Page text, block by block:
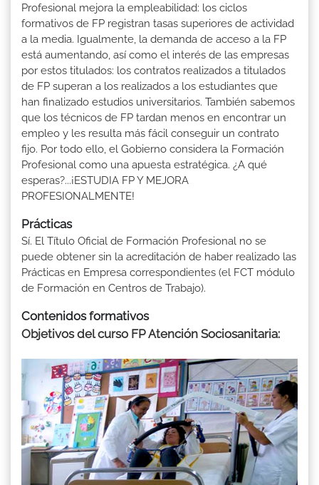
Profesional mejora la empleabilidad: los ciclos
formativos de FP registran tasas superiores de actividad
a la media. Igualmente, la demanda de acceso a la FP
está aumentando, así como el interés de las empresas
por estos titulados: los contratos realizados a titulados
de FP superan a los realizados a los estudiantes que
han finalizado estudios universitarios. También sabemos
que los técnicos de FP tardan menos en encontrar un
empleo y les resulta más fácil conseguir un contrato
fijo. Por todo ello, el Gobierno considera la Formación
Profesional como una apuesta estratégica. ¿A qué
esperas?...¡ESTUDIA FP Y MEJORA
PROFESIONALMENTE!
Prácticas
Sí. El Título Oficial de Formación Profesional no se
puede obtener sin la acreditación de haber realizado las
Prácticas en Empresa correspondientes (el FCT módulo
de Formación en Centros de Trabajo).
Contenidos formativos
Objetivos del curso FP Atención Sociosanitaria: